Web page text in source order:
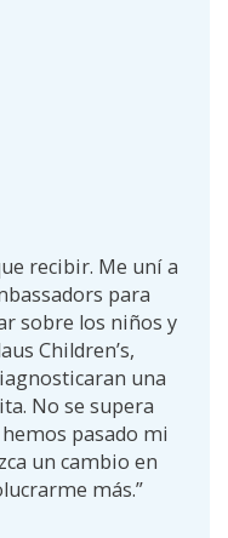
recibir. Me uní a
para
sobre los niños y
Children’s,
una
No se supera
pasado mi
un cambio en
más.”